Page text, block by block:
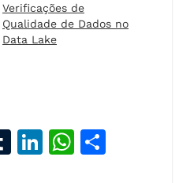
Verificações de
Qualidade de Dados no
Data Lake
T
Li W